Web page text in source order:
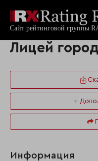
Лицей
+
Информация